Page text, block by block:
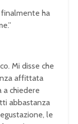
finalmente ha
Mi disse che
affittata
a chiedere
abbastanza
le